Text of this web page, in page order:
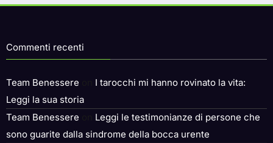
Commenti recenti
Team Benessere
I tarocchi mi hanno rovinato la vita:
Leggi la sua storia
Team Benessere
Leggi le testimonianze di persone che
sono guarite dalla sindrome della bocca urente